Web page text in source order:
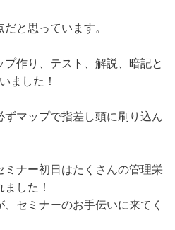
と思っています。
作り、テスト、解説、暗記と
ました！
マップで指差し頭に刷り込ん
ナー初日はたくさんの管理栄
した！
セミナーのお手伝いに来てく